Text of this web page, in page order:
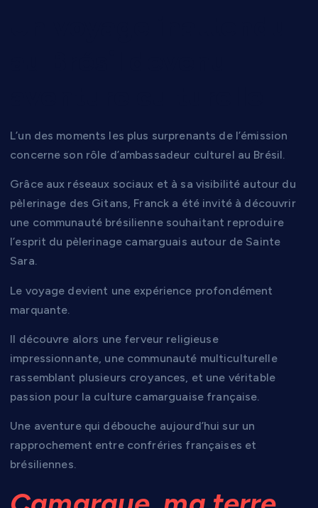
L’un des moments les plus surprenants de l’émission
concerne son rôle d’ambassadeur culturel au Brésil.
Grâce aux réseaux sociaux et à sa visibilité autour du
pèlerinage des Gitans, Franck a été invité à découvrir
une communauté brésilienne souhaitant reproduire
l’esprit du pèlerinage camarguais autour de Sainte
Sara.
Le voyage devient une expérience profondément
marquante.
Il découvre alors une ferveur religieuse
impressionnante, une communauté multiculturelle
rassemblant plusieurs croyances, et une véritable
passion pour la culture camarguaise française.
Une aventure qui débouche aujourd’hui sur un
rapprochement entre confréries françaises et
brésiliennes.